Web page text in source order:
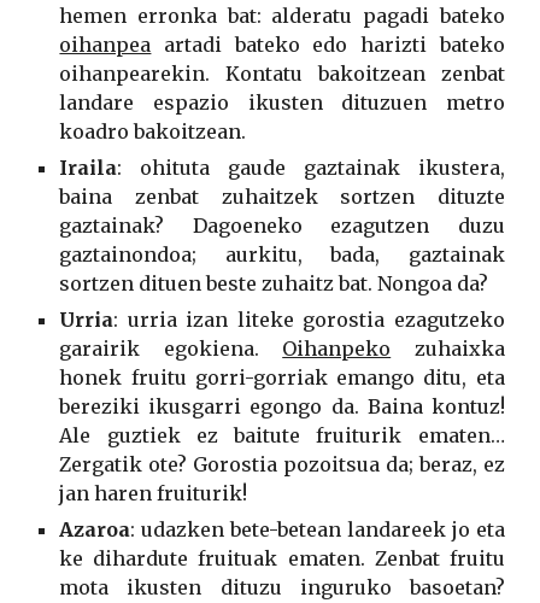
hemen erronka bat: alderatu pagadi bateko
oihanpea artadi bateko edo harizti bateko
oihanpearekin. Kontatu bakoitzean zenbat
landare espazio ikusten dituzuen metro
koadro bakoitzean.
Iraila: ohituta gaude gaztainak ikustera,
baina zenbat zuhaitzek sortzen dituzte
gaztainak? Dagoeneko ezagutzen duzu
gaztainondoa; aurkitu, bada, gaztainak
sortzen dituen beste zuhaitz bat. Nongoa da?
Urria: urria izan liteke gorostia ezagutzeko
garairik egokiena. Oihanpeko zuhaixka
honek fruitu gorri-gorriak emango ditu, eta
bereziki ikusgarri egongo da. Baina kontuz!
Ale guztiek ez baitute fruiturik ematen…
Zergatik ote? Gorostia pozoitsua da; beraz, ez
jan haren fruiturik!
Azaroa: udazken bete-betean landareek jo eta
ke dihardute fruituak ematen. Zenbat fruitu
mota ikusten dituzu inguruko basoetan?